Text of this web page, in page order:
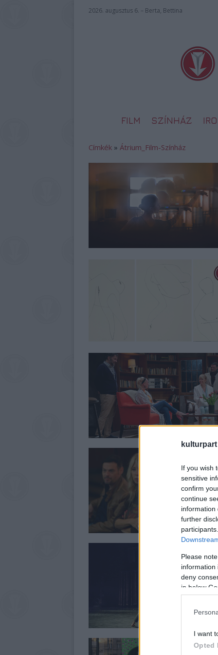
kulturpart
If you wish
sensitive
confirm
continue
information
further
Please
information
deny
in below
I want
Opted
2026. augusztus 6. – Berta, Bettina
FILM SZÍNHÁZ
Címkék » Átrium_Film-Színház